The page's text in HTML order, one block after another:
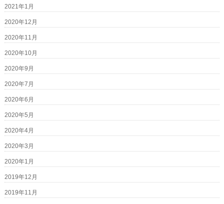
2021年1月
2020年12月
2020年11月
2020年10月
2020年9月
2020年7月
2020年6月
2020年5月
2020年4月
2020年3月
2020年1月
2019年12月
2019年11月